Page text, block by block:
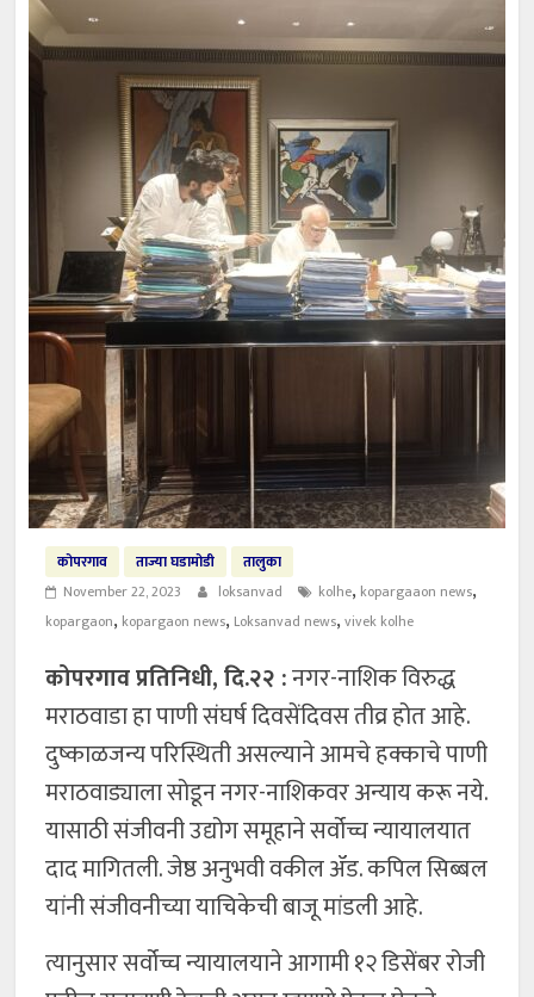
मदतीचा हात
कोपरगाव ताज्या घडामोडी
तालुका
November 22, 2023
loksanvad kolhe, kopargaaon news,
kopargaon, kopargaon news, Loksanvad news,vivek kolhe
कोपरगाव प्रतिनिधी, दि.२२ :नगर-नाशिक विरुद्ध
मराठवाडा हा पाणी संघर्ष दिवसेंदिवस तीव्र होत आहे.
दुष्काळजन्य परिस्थिती असल्याने आमचे हक्काचे पाणी
मराठवाड्याला सोडून नगर-नाशिकवर अन्याय करू नये.
यासाठी संजीवनी उद्योग समूहाने सर्वोच्च न्यायालयात
दाद मागितली. जेष्ठ अनुभवी वकील ॲड. कपिल सिब्बल
यांनी संजीवनीच्या याचिकेची बाजू मांडली आहे.
त्यानुसार सर्वोच्च न्यायालयाने आगामी १२ डिसेंबर रोजी